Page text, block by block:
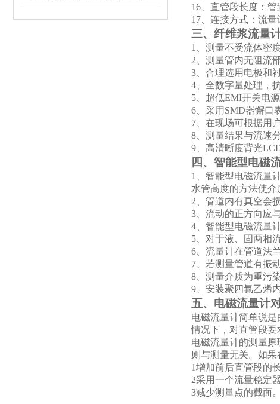
16 、直管段长度：
17 、连接方式：流
三、纤维浆流量
1
、测量不受流体密
2 、测量管内无阻流
3 、合理选用电极和
4 、全数字量处理，
5 、超低EMI开关电
6 、采用SMD器懈口
7 、在现场可根据用
8 、测量结果与流速
9 、高清晰度背光
四、智能型电磁
1
、智能型电磁流量
水管高度的方法使介
2 、管道内有真空会
3 、流动的正方向应
4 、智能型电磁流量
5 、对于液、固两相
6 、流量计在管道法
7 、若测量管道有振
8 、测量介质为重污
9 、安装聚四氟乙烯
五、电磁流量计
电磁流量计简单说
情况下，对直管段要
电磁流量计的测量
则与测量无关。如
1增加前后直管段的
2采用一个流量稳定
3减少测量点的截面。